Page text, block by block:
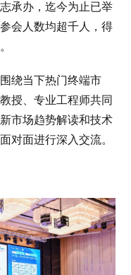
承办，迄今为止已举
会人数均超千人，得
绕当下热门终端市
授、专业工程师共同
市场趋势解读和技术
对面进行深入交流。